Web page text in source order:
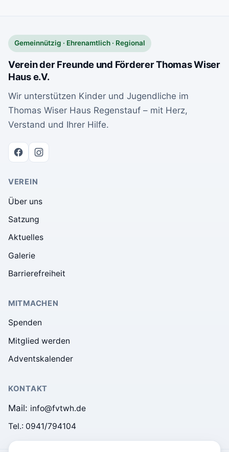
Gemeinnützig · Ehrenamtlich · Regional
Verein der Freunde und Förderer Thomas Wiser
Haus e.V.
Wir unterstützen Kinder und Jugendliche im
Thomas Wiser Haus Regenstauf – mit Herz,
Verstand und Ihrer Hilfe.
VEREIN
Über uns
Satzung
Aktuelles
Galerie
Barrierefreiheit
MITMACHEN
Spenden
Mitglied werden
Adventskalender
KONTAKT
Mail: info@fvtwh.de
Tel.: 0941/794104